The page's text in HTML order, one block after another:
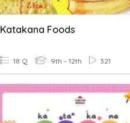
Katakana Foods
18 Q 9th - 12th 321